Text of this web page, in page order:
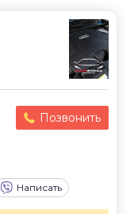
Позвонить
Написать